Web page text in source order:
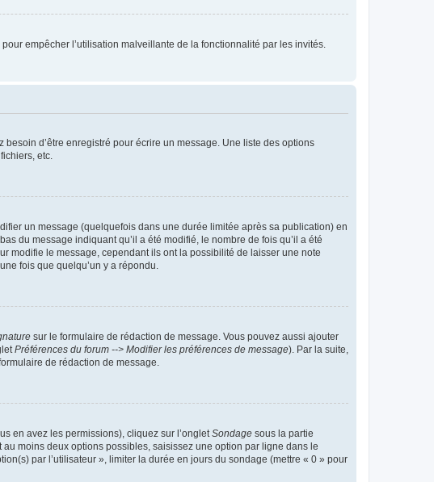
empêcher l’utilisation malveillante de la fonctionnalité par les invités.
d’être enregistré pour écrire un message. Une liste des options
etc.
un message (quelquefois dans une durée limitée après sa publication) en
du message indiquant qu’il a été modifié, le nombre de fois qu’il a été
modifie le message, cependant ils ont la possibilité de laisser une note
fois que quelqu’un y a répondu.
sur le formulaire de rédaction de message. Vous pouvez aussi ajouter
Préférences du forum --> Modifier les préférences de message). Par la suite,
de rédaction de message.
en avez les permissions), cliquez sur l’onglet Sondage sous la partie
moins deux options possibles, saisissez une option par ligne dans le
par l’utilisateur », limiter la durée en jours du sondage (mettre « 0 » pour